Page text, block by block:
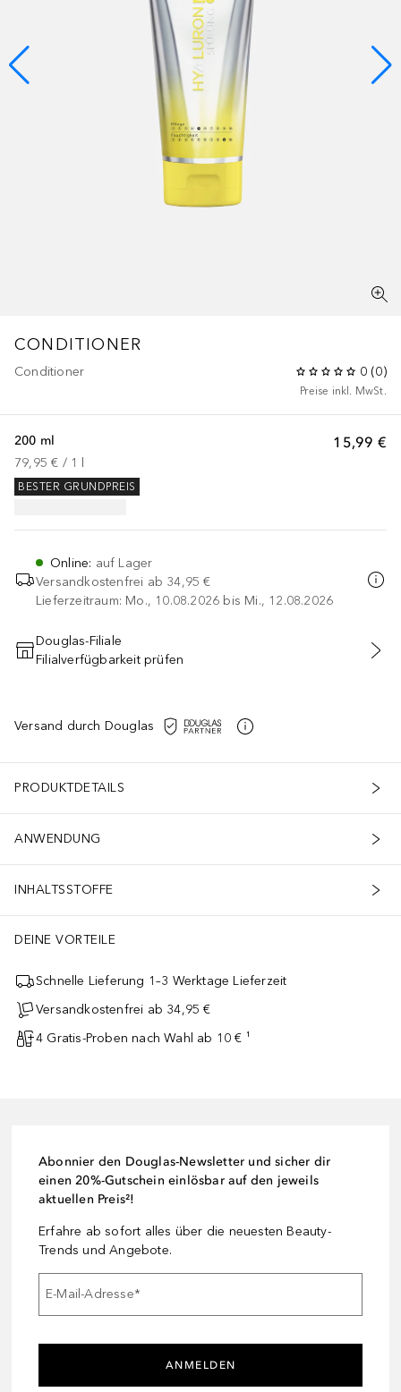
CONDITIONER
Conditioner 0 (0)
Preise inkl. MwSt.
15,99 €
200 ml
79,95 € / 1
BESTER GRUNDPREIS
Online: auf Lager
Versandkostenfrei ab 34,95 €
Lieferzeitraum: Mo., 10.08.2026 bis Mi., 12.08.2026
IN DEN WARENKORB
Douglas-Filiale
Filialverfügbarkeit prüfen
Versand durch Douglas
PRODUKTDETAILS
ANWENDUNG
INHALTSSTOFFE
DEINE VORTEILE
Schnelle Lieferung 1–3 Werktage Lieferzeit
Versandkostenfrei ab 34,95 €
4 Gratis-Proben nach Wahl ab 10 € ¹
Abonnier den Douglas-Newsletter und sicher dir
einen 20%-Gutschein einlösbar auf den jeweils
aktuellen Preis²!
Erfahre ab sofort alles über die neuesten Beauty-
Trends und Angebote.
E-Mail-Adresse*
ANMELDEN